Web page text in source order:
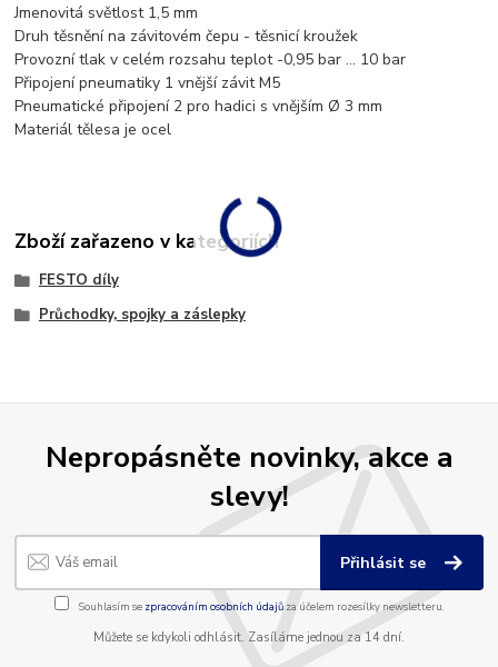
Jmenovitá světlost 1,5 mm
Druh těsnění na závitovém čepu - těsnicí kroužek
Provozní tlak v celém rozsahu teplot -0,95 bar ... 10 bar
Připojení pneumatiky 1 vnější závit M5
Pneumatické připojení 2 pro hadici s vnějším Ø 3 mm
Materiál tělesa je ocel
Zboží zařazeno v kategoriích
FESTO díly
Průchodky, spojky a záslepky
Nepropásněte novinky, akce a
slevy!
Přihlásit se
Souhlasím se zpracováním osobních údajůza účelem rozesílky newsletteru.
Můžete se kdykoli odhlásit. Zasíláme jednou za 14 dní.